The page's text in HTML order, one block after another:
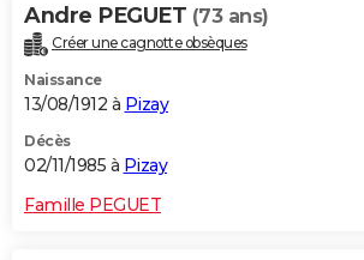
Andre PEGUET (73 ans)
Créer une cagnotte obsèques
Naissance
13/08/1912 à Pizay
Décès
02/11/1985 à Pizay
Famille PEGUET